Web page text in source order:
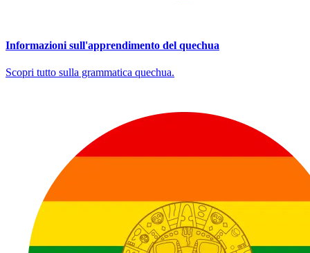
Informazioni sull'apprendimento del quechua
Scopri tutto sulla grammatica quechua.